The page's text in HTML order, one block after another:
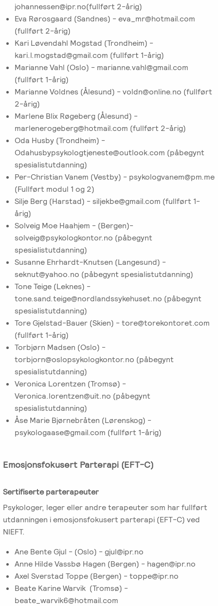
johannessen@ipr.no(fullført 2-årig)
Eva Rørosgaard (Sandnes) - eva_mr@hotmail.com
(fullført 2-årig)
Kari Løvendahl Mogstad (Trondheim) -
kari.l.mogstad@gmail.com (fullført 1-årig)
Marianne Vahl (Oslo) - marianne.vahl@gmail.com
(fullført 1-årig)
Marianne Voldnes (Ålesund) - voldn@online.no (fullført
2-årig)
Marlene Blix Røgeberg (Ålesund) -
marlenerogeberg@hotmail.com (fullført 2-årig)
Oda Husby (Trondheim) -
Odahusbypsykologtjeneste@outlook.com (påbegynt
spesialistutdanning)
Per-Christian Vanem (Vestby) - psykologvanem@pm.me
(Fullført modul 1 og 2)
Silje Berg (Harstad) - siljekbe@gmail.com (fullført 1-
årig)
Solveig Moe Haahjem - (Bergen)-
solveig@psykologkontor.no (påbegynt
spesialistutdanning)
Susanne Ehrhardt-Knutsen (Langesund) -
seknut@yahoo.no (påbegynt spesialistutdanning)
Tone Teige (Leknes) -
tone.sand.teige@nordlandssykehuset.no (påbegynt
spesialistutdanning)
Tore Gjelstad-Bauer (Skien) - tore@torekontoret.com
(fullført 1-årig)
Torbjørn Madsen (Oslo) -
torbjorn@oslopsykologkontor.no (påbegynt
spesialistutdanning)
Veronica Lorentzen (Tromsø) -
Veronica.lorentzen@uit.no (påbegynt
spesialistutdanning)
Åse Marie Bjørnebråten (Lørenskog) -
psykologaase@gmail.com (fullført 1-årig)
Emosjonsfokusert Parterapi (EFT-C)
Sertifiserte parterapeuter
Psykologer, leger eller andre terapeuter som har fullført
utdanningen i emosjonsfokusert parterapi (EFT-C) ved
NIEFT.
Ane Bente Gjul - (Oslo) - gjul@ipr.no
Anne Hilde Vassbø Hagen (Bergen) - hagen@ipr.no
Axel Sverstad Toppe (Bergen) - toppe@ipr.no
Beate Karine Warvik (Tromsø) -
beate_warvik6@hotmail.com